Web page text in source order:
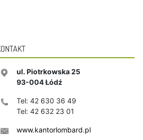
ul. Piotrkowska 25
93-004Łódź
Tel: 42 630 36 49
Tel: 42 632 23 01
www.kantorlombard.pl